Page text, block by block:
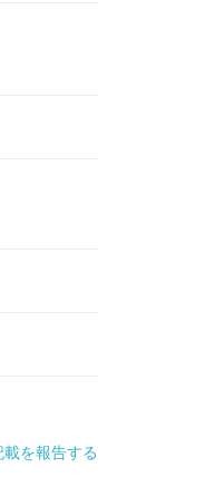
を報告する